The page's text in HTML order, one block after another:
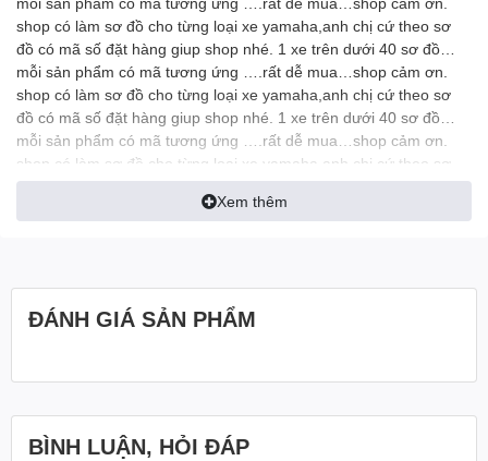
shop có làm sơ đồ cho từng loại xe yamaha,anh chị cứ theo sơ
đồ có mã số đặt hàng giup shop nhé. 1 xe trên dưới 40 sơ đồ…
mỗi sản phẩm có mã tương ứng ….rất dễ mua…shop cảm ơn.
shop có làm sơ đồ cho từng loại xe yamaha,anh chị cứ theo sơ
đồ có mã số đặt hàng giup shop nhé. 1 xe trên dưới 40 sơ đồ…
mỗi sản phẩm có mã tương ứng ….rất dễ mua…shop cảm ơn.
shop có làm sơ đồ cho từng loại xe yamaha,anh chị cứ theo sơ
đồ có mã số đặt hàng giup shop nhé. 1 xe trên dưới 40 sơ đồ…
mỗi sản phẩm có mã tương ứng ….rất dễ mua…shop cảm ơn.
Xem thêm
ĐÁNH GIÁ SẢN PHẨM
BÌNH LUẬN, HỎI ĐÁP